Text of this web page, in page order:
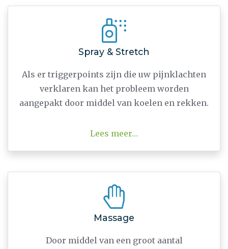
Spray & Stretch
Als er triggerpoints zijn die uw pijnklachten
verklaren kan het probleem worden
aangepakt door middel van koelen en rekken.
Lees meer…
Massage
Door middel van een groot aantal